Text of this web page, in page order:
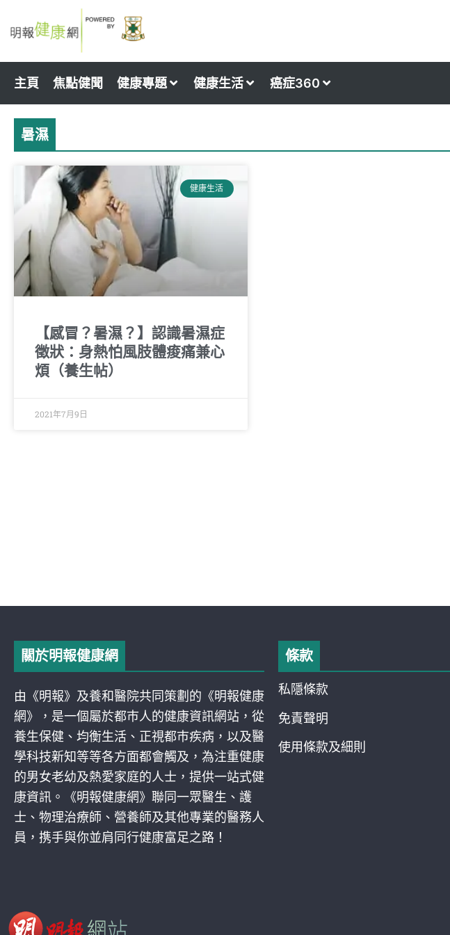
to
主頁 焦點健聞 健康專題 健康生活 癌症360
暑濕
健康生活
【感冒？暑濕？】認識暑濕症
徵狀：身熱怕風肢體痠痛兼心
煩（養生帖）
2021年7月9日
關於明報健康網
由《明報》及養和醫院共同策劃的《明報健康
網》，是一個屬於都巿人的健康資訊網站，從
養生保健、均衡生活、正視都巿疾病，以及醫
學科技新知等等各方面都會觸及，為注重健康
的男女老幼及熱愛家庭的人士，提供一站式健
康資訊。《明報健康網》聯同一眾醫生、護
士、物理治療師、營養師及其他專業的醫務人
員，携手與你並肩同行健康富足之路！
條款
私隱條款
免責聲明
使用條款及細則